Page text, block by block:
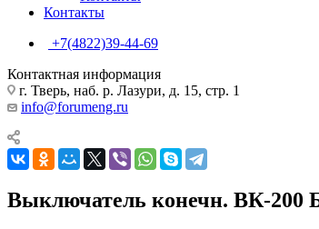
Контакты
+7(4822)39-44-69
Контактная информация
г. Тверь, наб. р. Лазури, д. 15, стр. 1
info@forumeng.ru
Выключатель конечн. ВК-200